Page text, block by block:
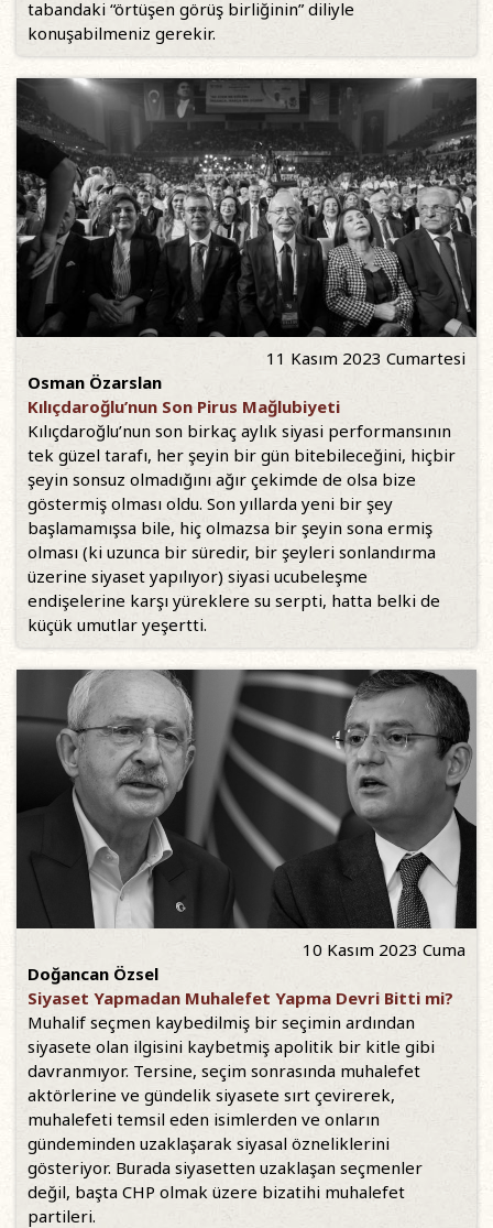
tabandaki “örtüşen görüş birliğinin” diliyle
konuşabilmeniz gerekir.
11 Kasım 2023 Cumartesi
Osman Özarslan
Kılıçdaroğlu’nun Son Pirus Mağlubiyeti
Kılıçdaroğlu’nun son birkaç aylık siyasi performansının
tek güzel tarafı, her şeyin bir gün bitebileceğini, hiçbir
şeyin sonsuz olmadığını ağır çekimde de olsa bize
göstermiş olması oldu. Son yıllarda yeni bir şey
başlamamışsa bile, hiç olmazsa bir şeyin sona ermiş
olması (ki uzunca bir süredir, bir şeyleri sonlandırma
üzerine siyaset yapılıyor) siyasi ucubeleşme
endişelerine karşı yüreklere su serpti, hatta belki de
küçük umutlar yeşertti.
10 Kasım 2023 Cuma
Doğancan Özsel
Siyaset Yapmadan Muhalefet Yapma Devri Bitti mi?
Muhalif seçmen kaybedilmiş bir seçimin ardından
siyasete olan ilgisini kaybetmiş apolitik bir kitle gibi
davranmıyor. Tersine, seçim sonrasında muhalefet
aktörlerine ve gündelik siyasete sırt çevirerek,
muhalefeti temsil eden isimlerden ve onların
gündeminden uzaklaşarak siyasal özneliklerini
gösteriyor. Burada siyasetten uzaklaşan seçmenler
değil, başta CHP olmak üzere bizatihi muhalefet
partileri.